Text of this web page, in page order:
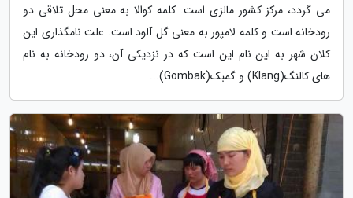
می گردد، مرکز کشور مالزی است. کلمه کوالا به معنی محل تلاقی دو
رودخانه است و کلمه لامپور به معنی گل آلود است. علت نامگذاری این
کلان شهر به این نام این است که در نزدیکی آن، دو رودخانه به نام
های کالنگ(Klang) و گمبک(Gombak)...